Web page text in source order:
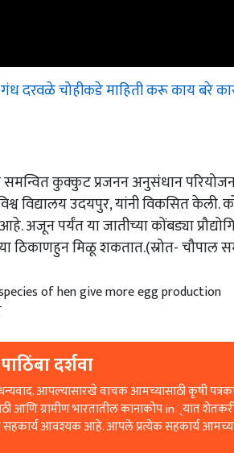
गंध दरवळे चोहीकडे माहिती करू काय बरे
समन्वित कुक्कुट प्रजनन अनुसंधान
विद्यालय उदयपुर, यांनी विकसित केली.
पर्यंत या जातीच्या कोंबड्या
ठिकाणहुन मिळू शकतात.(स्रोत- चौपाल
of hen give more egg production
दर्शवा
आपल्यासारखे वाचक आमच्यासाठी कृषी
आणि ग्रामीण भारतातील कानाकोप in्यात
सहकार्य आवश्यक आहे. आपले प्रत्येक सहकार्य आमच्या